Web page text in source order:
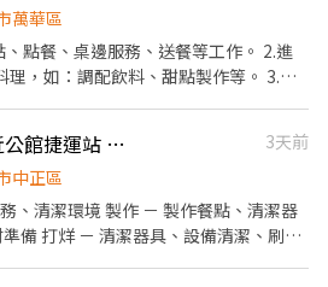
萬華區
點餐、桌邊服務、送餐等工作。 2.進
，如：調配飲料、甜點製作等。 3.於
晚班大夜班捷運綠線 近公館捷運站 摩斯漢堡台大公館店
3天前
中正區
、清潔環境 製作 － 製作餐點、清潔器
備 打烊 － 清潔器具、設備清潔、刷地